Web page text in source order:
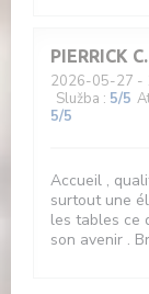
PIERRICK C
2026-05-27 -
Služba : 5/5
5/5
Accueil ,
surtout une
les tables ce
son avenir .